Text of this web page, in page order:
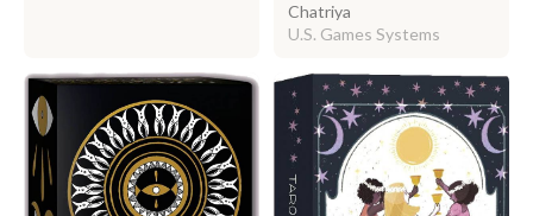
Chatriya
U.S. Games Systems